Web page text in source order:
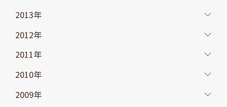
2013年
2012年
2011年
2010年
2009年